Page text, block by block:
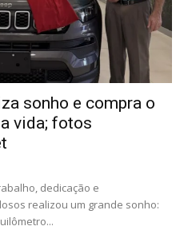
sonho e compra o
vida; fotos
dedicação e
realizou um grande sonho: